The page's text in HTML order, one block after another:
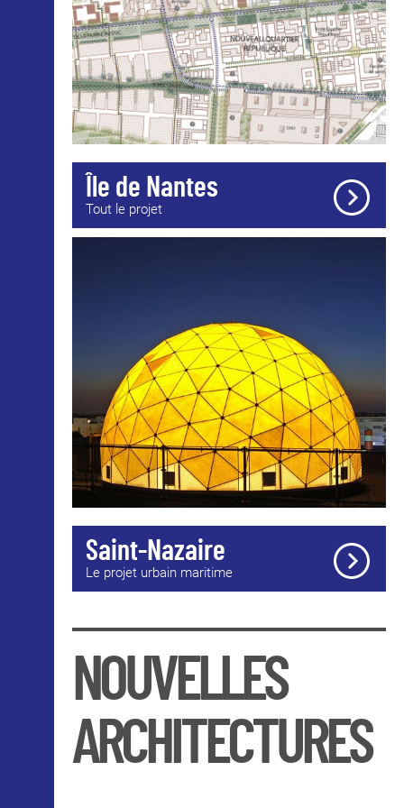
750 élèves fréquentent chaque semaine
l’établissement. La numérisation des loisirs est
un phénomène qu’il faut prendre en compte en
innovant sur la temporalité des apprentissages
et les méthodes pédagogiques (stages,
workshops sur cycles courts, week-end et
vacances).
Dewar & Gicquel, Saint-Nazaire © Franck
Tomps LVAN
Île de Nantes
Tout le projet
Saint-Nazaire
Le projet urbain maritime
NOUVELLES
ARCHITECTURES